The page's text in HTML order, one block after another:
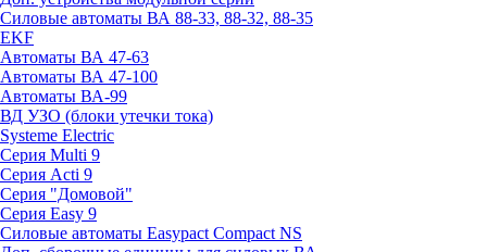
Силовые автоматы ВА 88-33, 88-32, 88-35
EKF
Автоматы ВА 47-63
Автоматы ВА 47-100
Автоматы ВА-99
ВД УЗО (блоки утечки тока)
Systeme Electric
Серия Multi 9
Серия Acti 9
Серия "Домовой"
Серия Easy 9
Силовые автоматы Easypact Compact NS